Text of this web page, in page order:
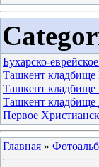
Бухарско-
Ташкент кладбище
Ташкент кладбище
Ташкент кладбище
Первое
Главная »